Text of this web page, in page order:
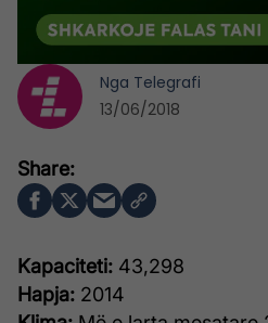
Kapaciteti: 43,298
Hapja: 2014
Nga Telegrafi
13/06/2018